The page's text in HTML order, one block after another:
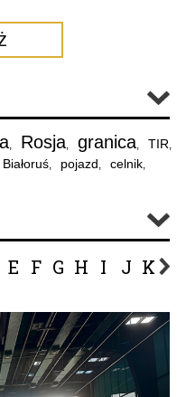
, Rosja, granica, TIR,
Białoruś, pojazd, celnik,
E F G H I J K L